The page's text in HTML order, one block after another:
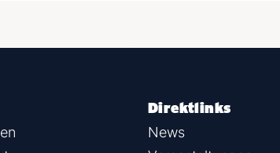
Direktlinks
News